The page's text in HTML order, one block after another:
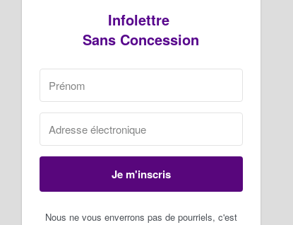
Infolettre
Sans Concession
Je m'inscris
Nous ne vous enverrons pas de pourriels, c'est